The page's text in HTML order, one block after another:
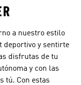
a nuestro estilo
deportivo y sentirte
disfrutas de tu
y con las
tú. Con estas